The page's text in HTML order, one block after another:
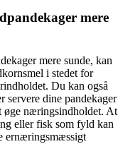
mere
mere sunde, kan
i stedet for
Du kan også
servere dine pandekager
øge næringsindholdet. At
eller fisk som fyld kan
ernæringsmæssigt